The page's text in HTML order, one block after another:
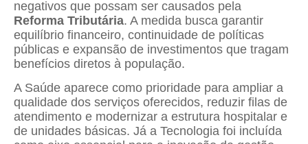
negativos que possam ser causados pela
Reforma Tributária. A medida busca garantir
equilíbrio financeiro, continuidade de políticas
públicas e expansão de investimentos que tragam
benefícios diretos à população.
A Saúde aparece como prioridade para ampliar a
qualidade dos serviços oferecidos, reduzir filas de
atendimento e modernizar a estrutura hospitalar e
de unidades básicas. Já a Tecnologia foi incluída